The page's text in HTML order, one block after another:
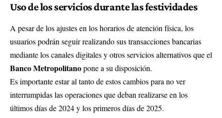
Uso de los servicios durante las festividades
A pesar de los ajustes en los horarios de atención física, los
usuarios podrán seguir realizando sus transacciones bancarias
mediante los canales digitales y otros servicios alternativos que el
Banco Metropolitanopone a su disposición.
Es importante estar al tanto de estos cambios para no ver
interrumpidas las operaciones que deban realizarse en los
últimos días de 2024 y los primeros días de 2025.